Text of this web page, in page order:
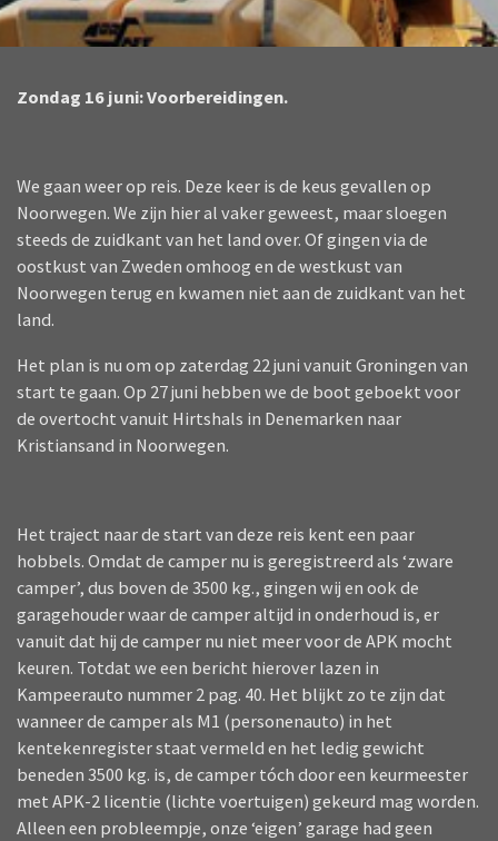
Zondag 16 juni: Voorbereidingen.
We gaan weer op reis. Deze keer is de keus gevallen op
Noorwegen. We zijn hier al vaker geweest, maar sloegen
steeds de zuidkant van het land over. Of gingen via de
oostkust van Zweden omhoog en de westkust van
Noorwegen terug en kwamen niet aan de zuidkant van het
land.
Het plan is nu om op zaterdag 22 juni vanuit Groningen van
start te gaan. Op 27 juni hebben we de boot geboekt voor
de overtocht vanuit Hirtshals in Denemarken naar
Kristiansand in Noorwegen.
Het traject naar de start van deze reis kent een paar
hobbels. Omdat de camper nu is geregistreerd als ‘zware
camper’, dus boven de 3500 kg., gingen wij en ook de
garagehouder waar de camper altijd in onderhoud is, er
vanuit dat hij de camper nu niet meer voor de APK mocht
keuren. Totdat we een bericht hierover lazen in
Kampeerauto nummer 2 pag. 40. Het blijkt zo te zijn dat
wanneer de camper als M1 (personenauto) in het
kentekenregister staat vermeld en het ledig gewicht
beneden 3500 kg. is, de camper tóch door een keurmeester
met APK-2 licentie (lichte voertuigen) gekeurd mag worden.
Alleen een probleempje, onze ‘eigen’ garage had geen